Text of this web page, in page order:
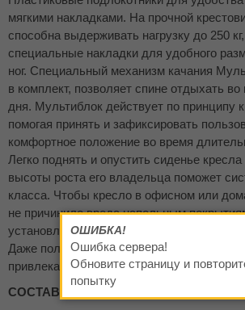
мягкими накладками. На прочной
способна выдерживать нагрузку до 250
специальные накладки для удобного
ног. Специальный механизм качания
в комплект, позволяет спине отдыхать во
дня. Мультиблок действует по принципу
помогая принять и зафиксировать
комфортное положение во время
Легко поднять и опустить сиденье
высоты роста его владельца поможет
класса. Чтобы кресло в офисном или
не причинило вреда напольным
установлены ролики для ламината и
Даже полы с классом покрытия ниже 32
привлекательность и останутся без
СОСТАВ ЭКОКОЖИ «SANTORINI»
ОШИБКА!
Ошибка сервера!
Обновите страницу и
попытку